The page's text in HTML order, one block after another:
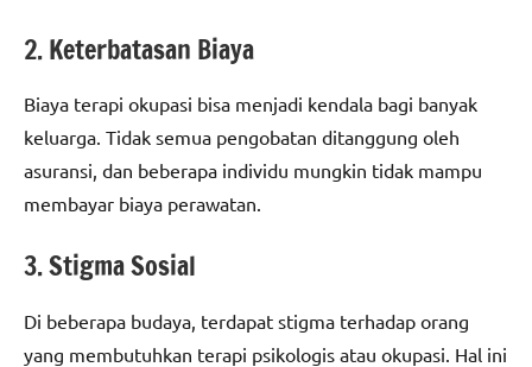
2. Keterbatasan Biaya
Biaya terapi okupasi bisa menjadi kendala bagi banyak
keluarga. Tidak semua pengobatan ditanggung oleh
asuransi, dan beberapa individu mungkin tidak mampu
membayar biaya perawatan.
3. Stigma Sosial
Di beberapa budaya, terdapat stigma terhadap orang
yang membutuhkan terapi psikologis atau okupasi. Hal ini